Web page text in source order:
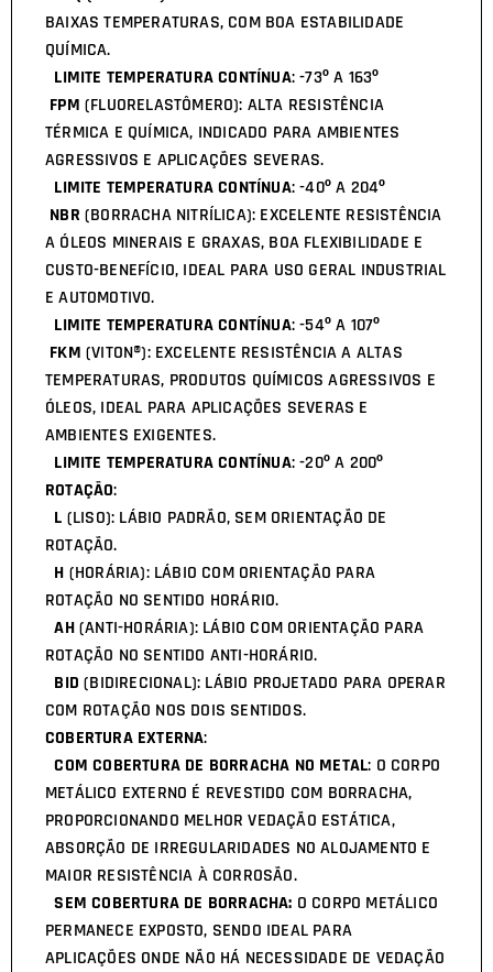
BAIXAS TEMPERATURAS, COM BOA ESTABILIDADE
QUÍMICA.
LIMITE TEMPERATURA CONTÍNUA: -73º A 163º
FPM (FLUORELASTÔMERO): ALTA RESISTÊNCIA
TÉRMICA E QUÍMICA, INDICADO PARA AMBIENTES
AGRESSIVOS E APLICAÇÕES SEVERAS.
LIMITE TEMPERATURA CONTÍNUA: -40º A 204º
NBR (BORRACHA NITRÍLICA): EXCELENTE RESISTÊNCIA
A ÓLEOS MINERAIS E GRAXAS, BOA FLEXIBILIDADE E
CUSTO-BENEFÍCIO, IDEAL PARA USO GERAL INDUSTRIAL
E AUTOMOTIVO.
LIMITE TEMPERATURA CONTÍNUA: -54º A 107º
FKM (VITON®): EXCELENTE RESISTÊNCIA A ALTAS
TEMPERATURAS, PRODUTOS QUÍMICOS AGRESSIVOS E
ÓLEOS, IDEAL PARA APLICAÇÕES SEVERAS E
AMBIENTES EXIGENTES.
LIMITE TEMPERATURA CONTÍNUA: -20º A 200º
ROTAÇÃO:
L (LISO): LÁBIO PADRÃO, SEM ORIENTAÇÃO DE
ROTAÇÃO.
H (HORÁRIA): LÁBIO COM ORIENTAÇÃO PARA
ROTAÇÃO NO SENTIDO HORÁRIO.
AH(ANTI-HORÁRIA): LÁBIO COM ORIENTAÇÃO PARA
ROTAÇÃO NO SENTIDO ANTI-HORÁRIO.
BID (BIDIRECIONAL): LÁBIO PROJETADO PARA OPERAR
COM ROTAÇÃO NOS DOIS SENTIDOS.
COBERTURA EXTERNA:
COM COBERTURA DE BORRACHA NO METAL: O CORPO
METÁLICO EXTERNO É REVESTIDO COM BORRACHA,
PROPORCIONANDO MELHOR VEDAÇÃO ESTÁTICA,
ABSORÇÃO DE IRREGULARIDADES NO ALOJAMENTO E
MAIOR RESISTÊNCIA À CORROSÃO.
SEM COBERTURA DE BORRACHA: O CORPO METÁLICO
PERMANECE EXPOSTO, SENDO IDEAL PARA
APLICAÇÕES ONDE NÃO HÁ NECESSIDADE DE VEDAÇÃO